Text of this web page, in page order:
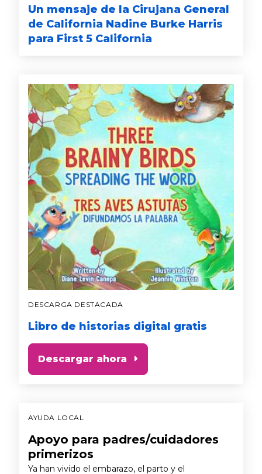
Un mensaje de la Cirujana General
de California Nadine Burke Harris
para First 5 California
DESCARGA DESTACADA
Libro de historias digital gratis
Descargar ahora
AYUDA LOCAL
Apoyo para padres/cuidadores
primerizos
Ya han vivido el embarazo, el parto y el